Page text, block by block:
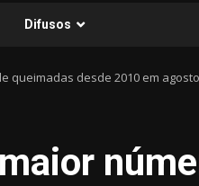
Difusos
queimadas desde 2010 em agosto